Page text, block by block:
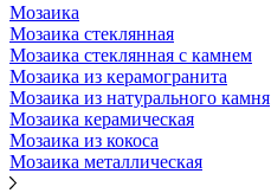
Мозаика
Мозаика стеклянная
Мозаика стеклянная с камнем
Мозаика из керамогранита
Мозаика из натурального камня
Мозаика керамическая
Мозаика из кокоса
Мозаика металлическая